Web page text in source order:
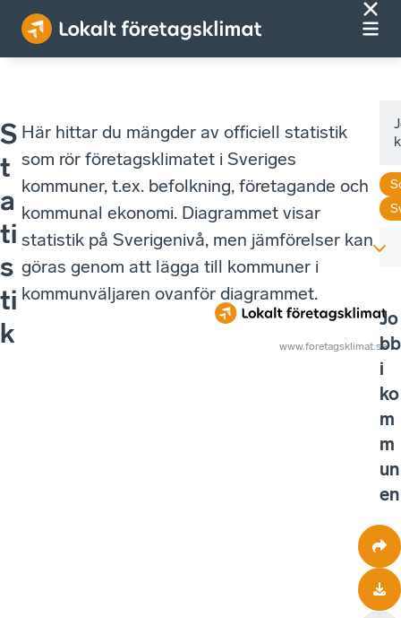
S
t
a
ti
s
ti
k
Här hittar du mängder av officiell statistik
som rör företagsklimatet i Sveriges
kommuner, t.ex. befolkning, företagande och
kommunal ekonomi. Diagrammet visar
statistik på Sverigenivå, men jämförelser kan
göras genom att lägga till kommuner i
kommunväljaren ovanför diagrammet.
www.foretagsklimat.se
Jo
bb
i
ko
m
m
un
en